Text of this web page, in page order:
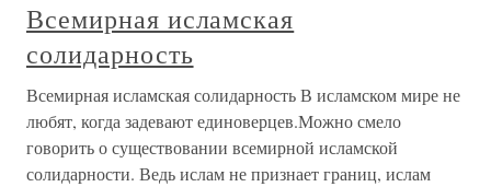
Всемирная исламская
солидарность
Всемирная исламская солидарность В исламском мире не
любят, когда задевают единоверцев.Можно смело
говорить о существовании всемирной исламской
солидарности. Ведь ислам не признает границ, ислам